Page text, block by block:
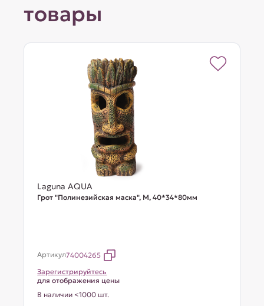
товары
Laguna AQUA
Грот "Полинезийская маска", M, 40*34*80мм
Артикул74004265
Зарегистрируйтесь
для отображения цены
В наличии <1000 шт.